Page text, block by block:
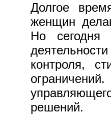
Долгое
женщин
Но сегодня
контроля,
решений.